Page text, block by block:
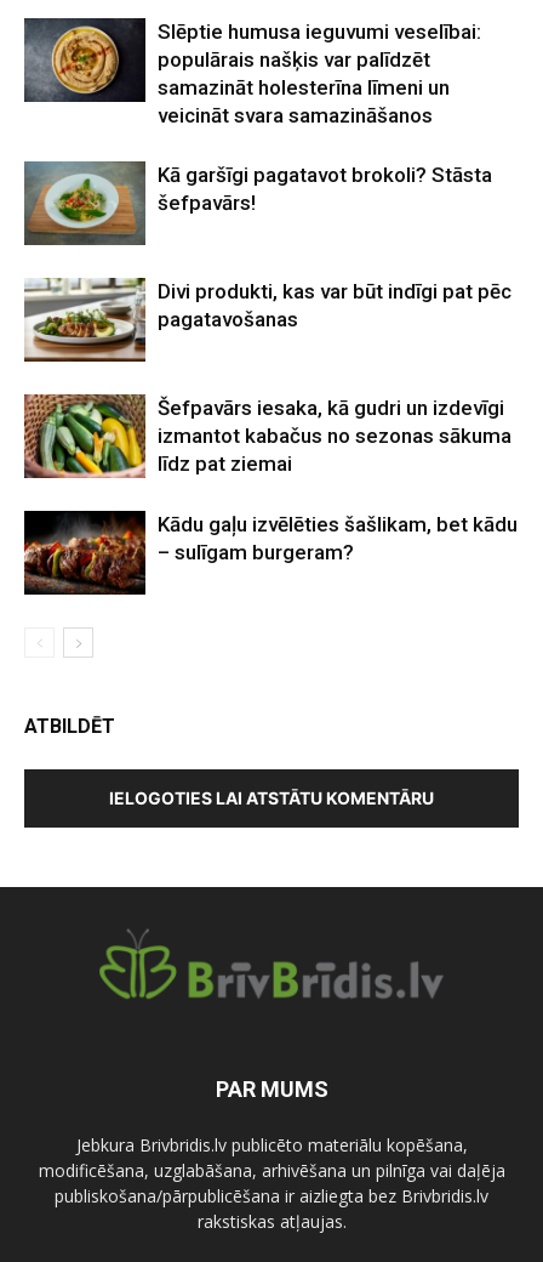
Slēptie humusa ieguvumi veselībai:
populārais našķis var palīdzēt
samazināt holesterīna līmeni un
veicināt svara samazināšanos
Kā garšīgi pagatavot brokoli? Stāsta
šefpavārs!
Divi produkti, kas var būt indīgi pat pēc
pagatavošanas
Šefpavārs iesaka, kā gudri un izdevīgi
izmantot kabačus no sezonas sākuma
līdz pat ziemai
Kādu gaļu izvēlēties šašlikam, bet kādu
– sulīgam burgeram?
ATBILDĒT
IELOGOTIES LAI ATSTĀTU KOMENTĀRU
PAR MUMS
Jebkura Brivbridis.lv publicēto materiālu kopēšana,
modificēšana, uzglabāšana, arhivēšana un pilnīga vai daļēja
publiskošana/pārpublicēšana ir aizliegta bez Brivbridis.lv
rakstiskas atļaujas.